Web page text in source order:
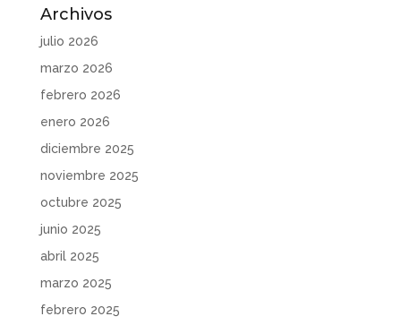
Archivos
julio 2026
marzo 2026
febrero 2026
enero 2026
diciembre 2025
noviembre 2025
octubre 2025
junio 2025
abril 2025
marzo 2025
febrero 2025